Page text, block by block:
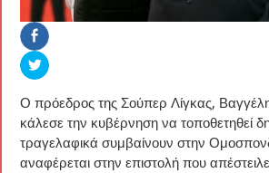
Ο πρόεδρος της Σούπερ Λίγκας,
κάλεσε την κυβέρνηση να τοποθετηθεί
τραγελαφικά συμβαίνουν στην
αναφέρεται στην επιστολή που